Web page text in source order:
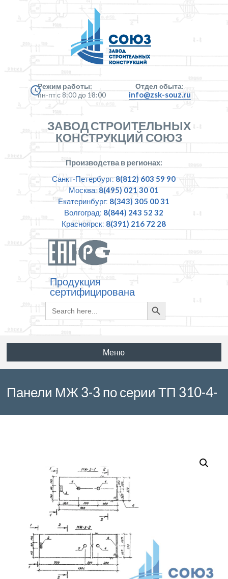
Режим работы:
пн-пт с 8:00 до 18:00
Отдел сбыта:
info@zsk-souz.ru
ЗАВОД СТРОИТЕЛЬНЫХ
КОНСТРУКЦИЙ СОЮЗ
Производства в регионах:
Санкт-Петербург: 8(812) 603 59 90
Москва: 8(495) 021 30 01
Екатеринбург: 8(343) 305 00 31
Волгоград: 8(844) 243 52 32
Красноярск: 8(391) 216 72 28
Продукция
сертифицирована
Search
for:
Search
Button
Меню
Панели МЖ 3-3 по серии ТП 310-4-